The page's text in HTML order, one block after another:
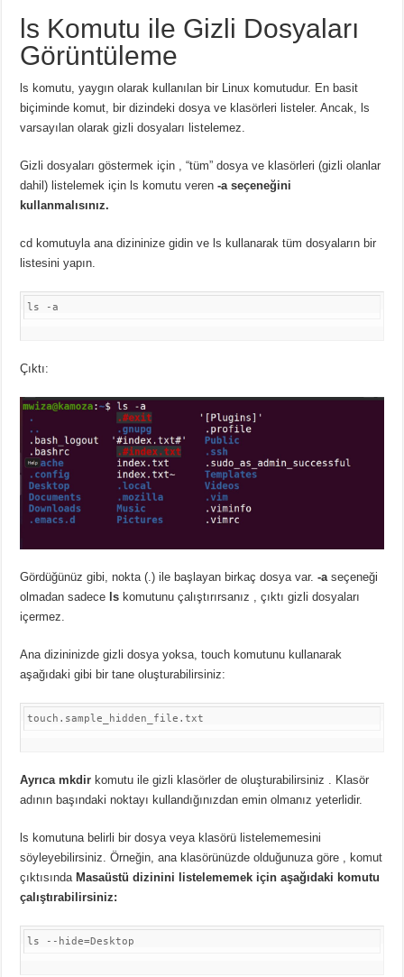
ls Komutu ile Gizli Dosyaları
Görüntüleme
ls komutu, yaygın olarak kullanılan bir Linux komutudur. En basit
biçiminde komut, bir dizindeki dosya ve klasörleri listeler.Ancak, ls
varsayılan olarak gizli dosyaları listelemez.
Gizli dosyaları göstermek için
, “tüm” dosya ve klasörleri (gizli olanlar
dahil) listelemek için ls komutu veren-a seçeneğini
kullanmalısınız.
cd komutuyla ana dizininize gidin ve ls kullanarak tüm dosyaların bir
listesini yapın.
ls -a
Çıktı:
Gördüğünüz gibi, nokta (.) ile başlayan birkaç dosya var.-aseçeneği
olmadan sadece ls komutunu çalıştırırsanız , çıktı gizli dosyaları
içermez.
Ana dizininizde gizli dosya yoksa, touch komutunu kullanarak
aşağıdaki gibi bir tane oluşturabilirsiniz:
touch .sample_hidden_file .txt
Ayrıca mkdir komutuile gizli klasörler de oluşturabilirsiniz . Klasör
adının başındaki noktayı kullandığınızdan emin olmanız yeterlidir.
ls komutuna belirli bir dosya veya klasörü listelememesini
söyleyebilirsiniz.Örneğin, ana klasörünüzde olduğunuza göre , komut
çıktısında Masaüstü dizinini listelememek için aşağıdaki komutu
çalıştırabilirsiniz:
ls --hide=Desktop